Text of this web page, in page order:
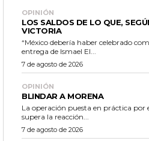
OPINIÓN
LOS SALDOS DE LO QUE,
VICTORIA
“México debería haber celebrado
entrega de Ismael El...
7 de agosto de 2026
OPINIÓN
BLINDAR A MORENA
La operación puesta en práctica por
supera la reacción...
7 de agosto de 2026